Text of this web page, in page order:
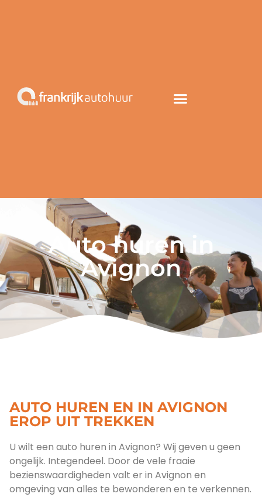
Auto huren in
Avignon
AUTO HUREN EN IN AVIGNON
EROP UIT TREKKEN
U wilt een auto huren in Avignon? Wij geven u geen
ongelijk. Integendeel. Door de vele fraaie
bezienswaardigheden valt er in Avignon en
omgeving van alles te bewonderen en te verkennen.